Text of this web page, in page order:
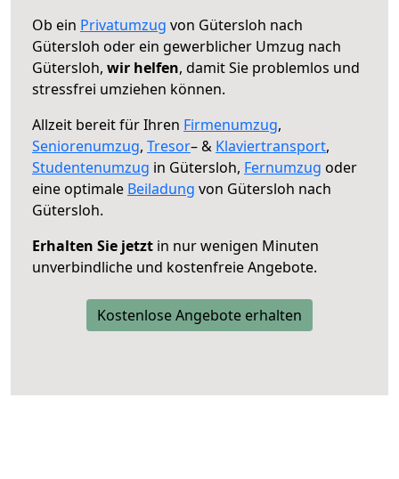
Ob ein Privatumzug von Gütersloh nach
Gütersloh oder ein gewerblicher Umzug nach
Gütersloh, wir helfen, damit Sie problemlos und
stressfrei umziehen können.
Allzeit bereit für Ihren Firmenumzug,
Seniorenumzug, Tresor– & Klaviertransport,
Studentenumzug in Gütersloh, Fernumzug oder
eine optimale Beiladung von Gütersloh nach
Gütersloh.
Erhalten Sie jetzt in nur wenigen Minuten
unverbindliche und kostenfreie Angebote.
Kostenlose Angebote erhalten